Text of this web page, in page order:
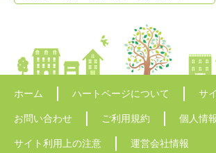
ホーム ハートページについて サ
お問い合わせ ご利用規約 個人情
サイト利用上の注意 運営会社情報